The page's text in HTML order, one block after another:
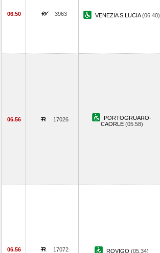
06.50 3963 VENEZIA S.LUCIA(06.40)
06.56 17026
PORTOGRUARO-
CAORLE (05.58)
06.56 17072 ROVIGO (05.34)